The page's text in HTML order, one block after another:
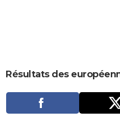
CARTE DE VOEUX
Carte de Noël
Carte Bonne année
Carte Saint-Valentin
Carte Pâques
Carte d'anniversaire
DICTIONNAIRE
Dictionnaire
Biographies
Citations
Expressions
Proverbes
PROGRAMME TV
Résultats des